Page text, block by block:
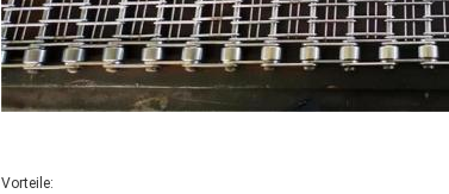
Vorteile: